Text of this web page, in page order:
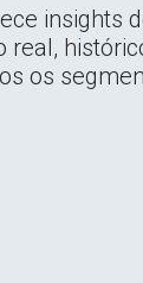
insights
real,
os